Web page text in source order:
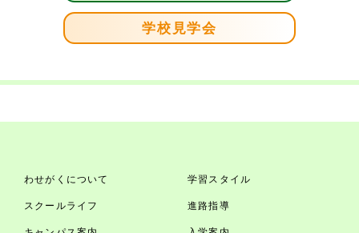
学校見学会
わせがくについて 学習スタイル
スクールライフ 進路指導